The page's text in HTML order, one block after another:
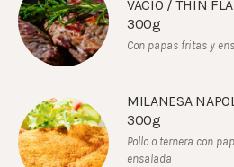
VACÍO / THIN
300g
Con papas fritas y
MILANESA
300g
Pollo o ternera con
ensalada